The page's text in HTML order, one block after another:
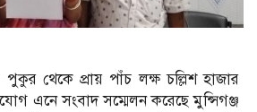
পুকুর থেকে প্রায় পাঁচ লক্ষ চল্লিশ হাজার
এনে সংবাদ সম্মেলন করেছে মুন্সিগঞ্জ